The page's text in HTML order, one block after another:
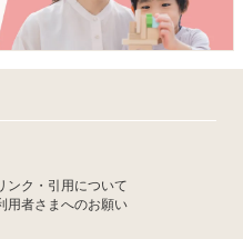
ンク・引用について
用者さまへのお願い